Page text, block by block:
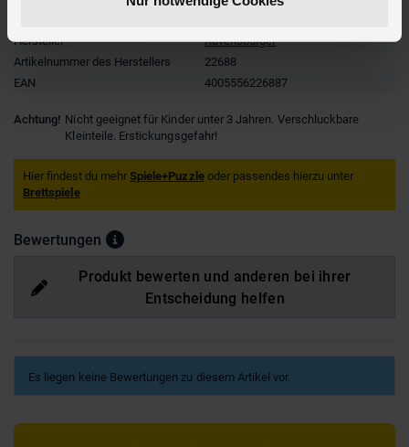
Hersteller
Ravensburger
Artikelnummer des Herstellers
22688
EAN
4005556226887
Achtung! Nicht geeignet für Kinder unter 3 Jahren. Verschluckbare
Kleinteile. Erstickungsgefahr!
Hier findest du mehr Spiele+Puzzleoder passendes hierzu unter
Brettspiele
Bewertungen
Produkt bewerten und anderen bei ihrer
Entscheidung helfen
Es liegen keine Bewertungen zu diesem Artikel vor.